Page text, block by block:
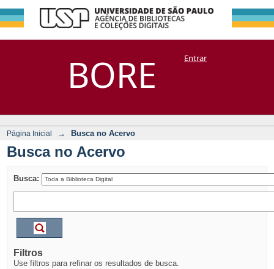
BORE
Busca no Acervo
DSpace/Manakin + CoriscoEntrar
Página Inicial → Busca no Acervo
Busca no Acervo
Busca:
Filtros
Use filtros para refinar os resultados de busca.